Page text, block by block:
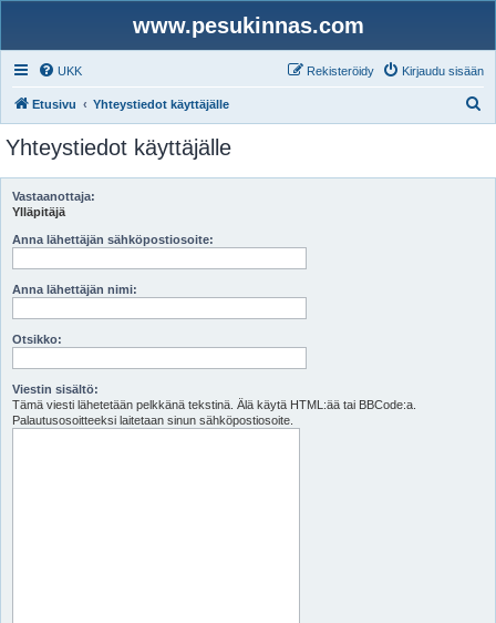
www.pesukinnas.com
UKK Kirjaudu sisään
Rekisteröidy
Etusivu Yhteystiedot käyttäjälle
i
Yhteystiedot käyttäjälle
Vastaanottaja:
Ylläpitäjä
Anna lähettäjän sähköpostiosoite:
Anna lähettäjän nimi:
Otsikko:
Viestin sisältö:
Tämä viesti lähetetään pelkkänä tekstinä. Älä käytä HTML:ää tai BBCode:a.
Palautusosoitteeksi laitetaan sinun sähköpostiosoite.